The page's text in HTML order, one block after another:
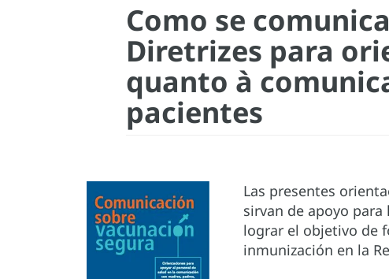
Como se
Diretrizes para
quanto à
pacientes
Las presentes
sirvan de apoyo
lograr el objetivo de
inmunización en la